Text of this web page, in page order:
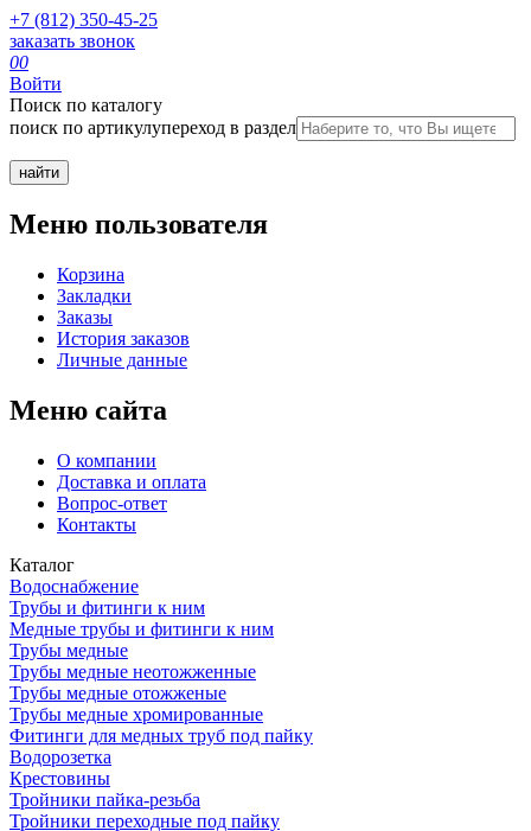
+7 (812) 350-45-25
заказать звонок
00
Войти
Поиск по каталогу
поиск по артикулупереход в раздел
Меню пользователя
Корзина
Закладки
Заказы
История заказов
Личные данные
Меню сайта
О компании
Доставка и оплата
Вопрос-ответ
Контакты
Каталог
Водоснабжение
Трубы и фитинги к ним
Медные трубы и фитинги к ним
Трубы медные
Трубы медные неотожженные
Трубы медные отожженые
Трубы медные хромированные
Фитинги для медных труб под пайку
Водорозетка
Крестовины
Тройники пайка-резьба
Тройники переходные под пайку